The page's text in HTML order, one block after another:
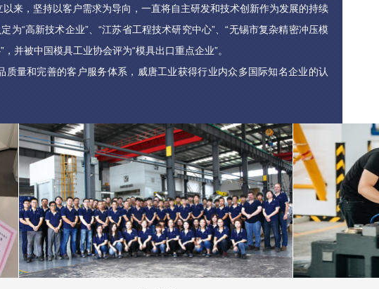
，坚持以客户需求为导向，一直将自主研发和技术创新作为发展的持续
为“高新技术企业”、“江苏省工程技术研究中心”、“无锡市复杂精密冲压模
并被中国模具工业协会评为“模具出口重点企业”。
和完善的客户服务体系，威唐工业获得行业内众多国际知名企业的认
路虎、大众、通用、福特、克莱斯勒、本田等全球知名汽车集团旗下的众